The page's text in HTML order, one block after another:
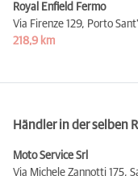
Royal Enfield Fermo
Via Firenze 129, Porto
218,9 km
Händler in der selben
Moto Service Srl
Via Michele Zannotti 175,